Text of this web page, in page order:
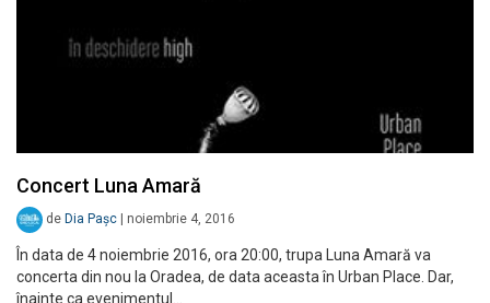
Concert Luna Amară
de Dia Pașc noiembrie 4, 2016
În data de 4 noiembrie 2016, ora 20:00, trupa Luna Amară va
concerta din nou la Oradea, de data aceasta în Urban Place. Dar,
înainte ca evenimentul…